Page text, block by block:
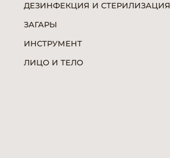
ДЕЗИНФЕКЦИЯ И СТЕРИЛИЗАЦИЯ
ЗАГАРЫ
ИНСТРУМЕНТ
ЛИЦО И ТЕЛО